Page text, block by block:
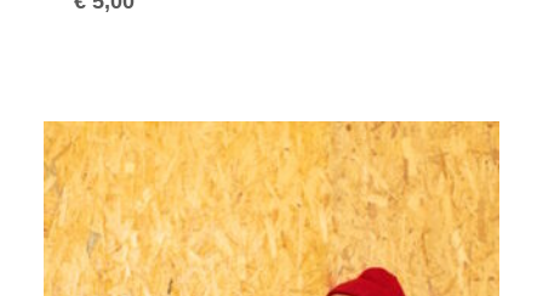
Prijsklasse:
€ 5,00
tot
€ 7,50